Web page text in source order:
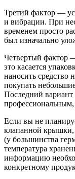
Третий фактор —
и вибрации. При
временем просто
был изначально
Четвертый фактор
это касается
наносить средство
покупать
Последний вариант
Если вы не
клапанной крышки,
(у большинства
температура
информацию
конкретному